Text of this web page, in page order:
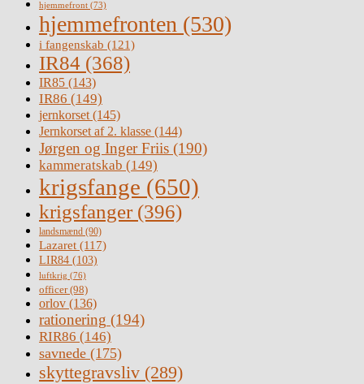
hjemmefront (73)
hjemmefronten (530)
i fangenskab (121)
IR84 (368)
IR85 (143)
IR86 (149)
jernkorset(145)
Jernkorset af 2. klasse (144)
Jørgen og Inger Friis (190)
kammeratskab (149)
krigsfange (650)
krigsfanger (396)
landsmænd (90)
Lazaret (117)
LIR84 (103)
luftkrig (76)
officer(98)
orlov (136)
rationering (194)
RIR86 (146)
savnede (175)
skyttegravsliv (289)